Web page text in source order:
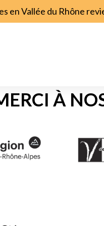
en Vallée du Rhône
À